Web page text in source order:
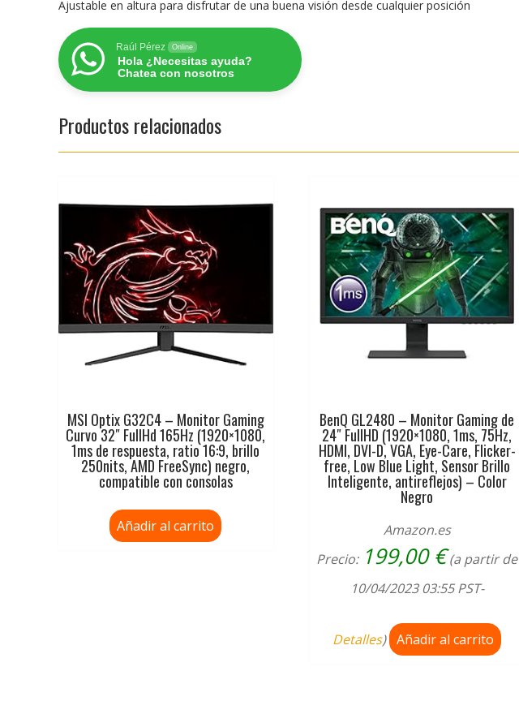
Ajustable en altura para disfrutar de una buena visión desde cualquier posición
Raúl Pérez Online
Hola ¿Necesitas ayuda?
Chatea con nosotros
Productos relacionados
MSI Optix G32C4 – Monitor Gaming
Curvo 32″ FullHd 165Hz (1920×1080,
1ms de respuesta, ratio 16:9, brillo
250nits, AMD FreeSync) negro,
compatible con consolas
Añadir al carrito
BenQ GL2480 – Monitor Gaming de
24″ FullHD (1920×1080, 1ms, 75Hz,
HDMI, DVI-D, VGA, Eye-Care, Flicker-
free, Low Blue Light, Sensor Brillo
Inteligente, antireflejos) – Color
Negro
Amazon.es
Precio: 199,00€ (a partir de
10/04/2023 03:55 PST-
Detalles) Añadir al carrito